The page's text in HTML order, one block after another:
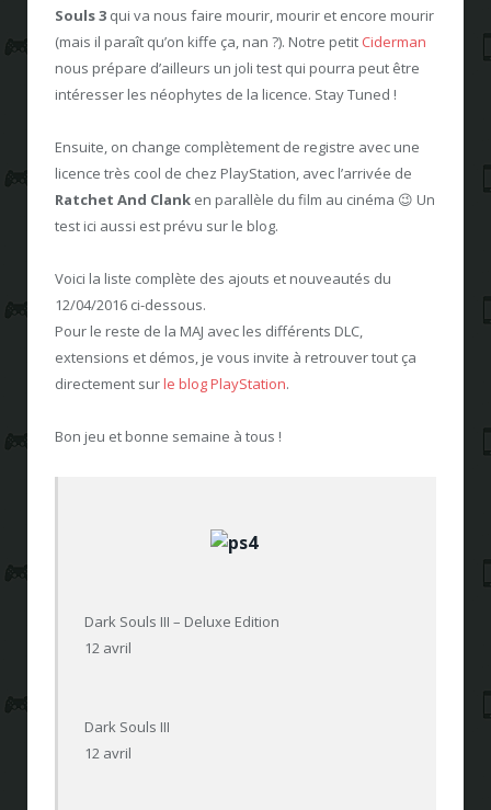
Souls 3 qui va nous faire mourir, mourir et encore mourir
(mais il paraît qu’on kiffe ça, nan ?). Notre petit Ciderman
nous prépare d’ailleurs un joli test qui pourra peut être
intéresser les néophytes de la licence. Stay Tuned !
Ensuite, on change complètement de registre avec une
licence très cool de chez PlayStation, avec l’arrivée de
Ratchet And Clank en parallèle du film au cinéma 😉 Un
test ici aussi est prévu sur le blog.
Voici la liste complète des ajouts et nouveautés du
12/04/2016 ci-dessous.
Pour le reste de la MAJ avec les différents DLC,
extensions et démos, je vous invite à retrouver tout ça
directement surle blog PlayStation.
Bon jeu et bonne semaine à tous !
Dark Souls III – Deluxe Edition
12 avril
Dark Souls III
12 avril